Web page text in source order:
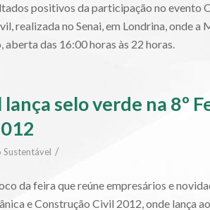
positivos da participação no evento
realizada no Senai, em Londrina, onde
das 16:00 horas às 22 horas.
selo verde na 8º
Sustentável /
da feira que reúne empresários e
e Construção Civil 2012, onde lança